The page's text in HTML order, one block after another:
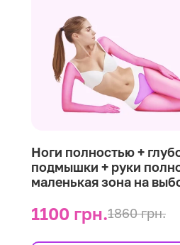
Ноги полностью +
подмышки + руки
маленькая зона на
1100 грн.1860 грн.